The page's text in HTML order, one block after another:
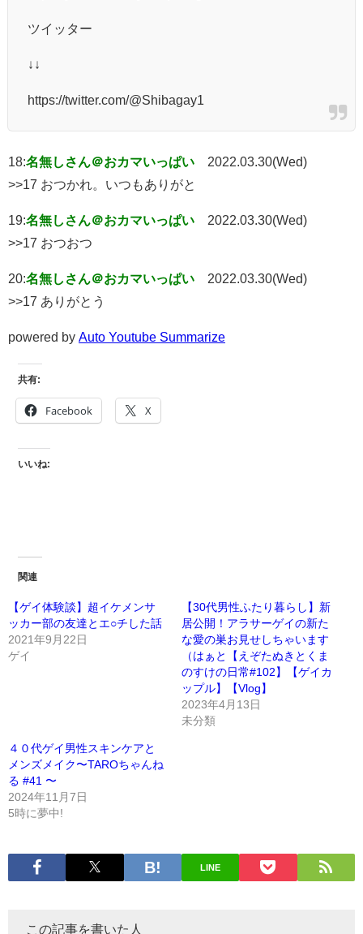
ツイッター
↓↓
https://twitter.com/@Shibagay1
18:名無しさん＠おカマいっぱい
2022.03.30(Wed)
>>17 おつかれ。いつもありがと
19:名無しさん＠おカマいっぱい
2022.03.30(Wed)
>>17 おつおつ
20:名無しさん＠おカマいっぱい
2022.03.30(Wed)
>>17 ありがとう
powered by Auto Youtube Summarize
共有:
Facebook X
いいね:
関連
【ゲイ体験談】超イケメンサ
ッカー部の友達とエ○チした話
2021年9月22日
ゲイ
【30代男性ふたり暮らし】新
居公開！アラサーゲイの新た
な愛の巣お見せしちゃいます
（はぁと【えぞたぬきとくま
のすけの日常#102】【ゲイカ
ップル】【Vlog】
2023年4月13日
未分類
４０代ゲイ男性スキンケアと
メンズメイク〜TAROちゃんね
る #41 〜
2024年11月7日
5時に夢中!
LINE
この記事を書いた人